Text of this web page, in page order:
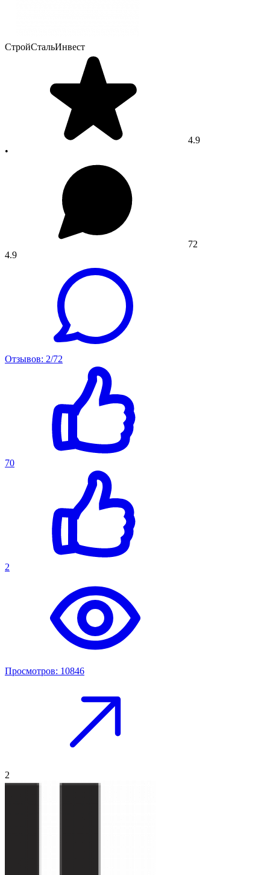
СтройСтальИнвест
4.9
•
72
4.9
Отзывов: 2/72
70
2
Просмотров: 10846
2